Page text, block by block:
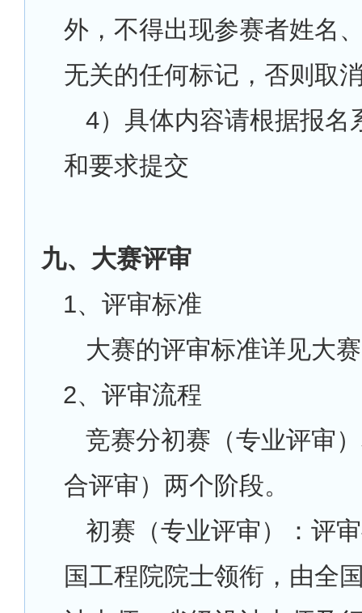
外，不得出现参赛者姓名
无关的任何标记，否则取
4）具体内容请根据报名
和要求提交
九、大赛评审
1、评审标准
大赛的评审标准详见大
2、评审流程
竞赛分初赛（专业评审
合评审）两个阶段。
初赛（专业评审）：评
国工程院院士领衔，由全